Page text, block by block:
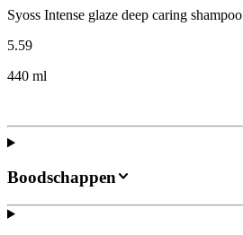
Syoss Intense glaze deep caring shampoo
5.59
440 ml
Boodschappen